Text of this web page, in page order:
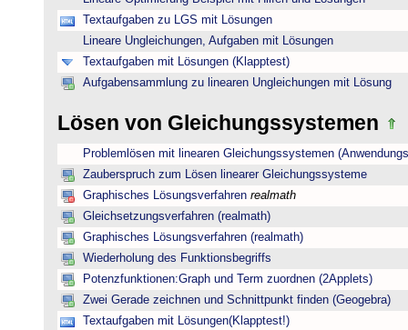
Textaufgaben zu LGS mit Lösungen
Lineare Ungleichungen, Aufgaben mit Lösungen
Textaufgaben mit Lösungen (Klapptest)
Aufgabensammlung zu linearen Ungleichungen mit Lösung
Lösen von Gleichungssystemen
Problemlösen mit linearen Gleichungssystemen
Zauberspruch zum Lösen linearer Gleichungssysteme
Graphisches Lösungsverfahren realmath
Gleichsetzungsverfahren (realmath)
Graphisches Lösungsverfahren (realmath)
Wiederholung des Funktionsbegriffs
Potenzfunktionen:Graph und Term zuordnen (2Applets)
Zwei Gerade zeichnen und Schnittpunkt finden (Geogebra)
Textaufgaben mit Lösungen(Klapptest!)